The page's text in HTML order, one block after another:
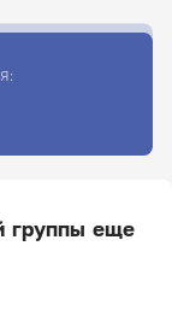
группы еще